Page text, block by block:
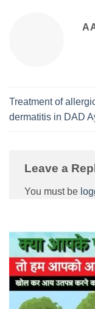
Treatment of
dermatitis in DAD
Leave a
You must be